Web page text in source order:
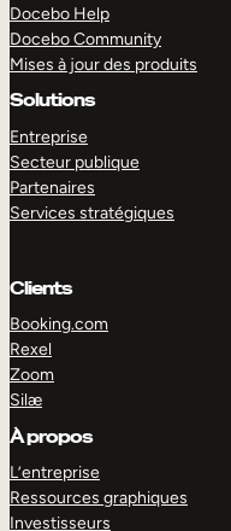
Docebo Help
Docebo Community
Mises à jour des produits
Solutions
Entreprise
Secteur publique
Partenaires
Services stratégiques
Clients
Booking.com
Rexel
Zoom
Silæ
À propos
L’entreprise
Ressources graphiques
Investisseurs